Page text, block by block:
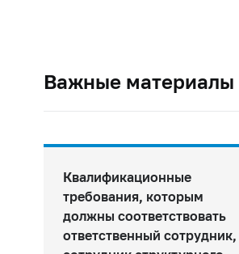
Важные материалы
Квалификационные
требования, которым
должны соответствовать
ответственный сотрудник,